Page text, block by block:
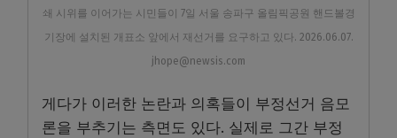
쇄 시위를 이어가는 시민들이 7일 서울 송파구 올림픽공원 핸드볼경
기장에 설치된 개표소 앞에서 재선거를 요구하고 있다. 2026.06.07.
jhope@newsis.com
게다가 이러한 논란과 의혹들이 부정선거 음모
론을 부추기는 측면도 있다. 실제로 그간 부정